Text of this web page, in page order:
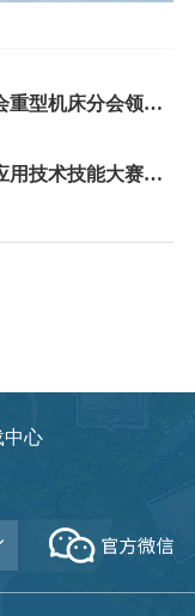
中国机床工具工业协会重型机床分会领导...
第六届全国智能制造应用技术技能大赛在...
中心